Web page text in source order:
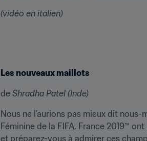
(vidéo en italien)
Les nouveaux maillots
de Shradha Patel (Inde)
Nous ne l’aurions pas mieux dit nous-
Féminine de la FIFA, France 2019™
et préparez-vous à admirer ces